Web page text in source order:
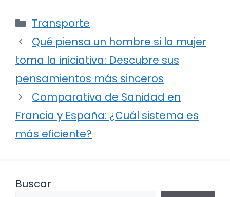
Categorías
Transporte
Qué piensa un hombre si la mujer
toma la iniciativa: Descubre sus
pensamientos más sinceros
Comparativa de Sanidad en
Francia y España: ¿Cuál sistema es
más eficiente?
Buscar